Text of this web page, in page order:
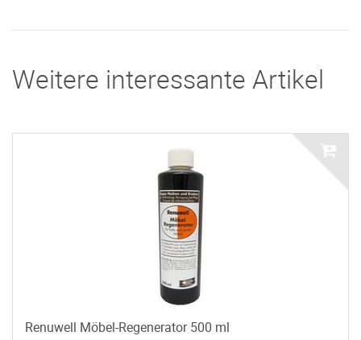
Weitere interessante Artikel
Renuwell Möbel-Regenerator 500 ml